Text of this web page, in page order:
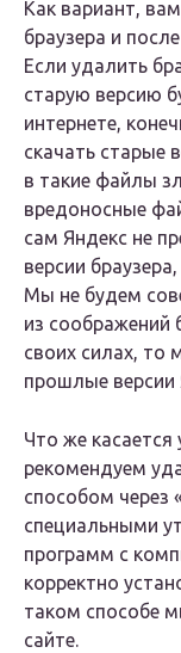
Как вариант,
браузера и
Если удалить
старую версию
интернете,
скачать старые
в такие файлы
вредоносные
сам Яндекс не
версии
Мы не будем
из соображений
своих силах, то
прошлые версии
Что же
рекомендуем
способом через
специальными
программ с
корректно
таком способе
сайте.